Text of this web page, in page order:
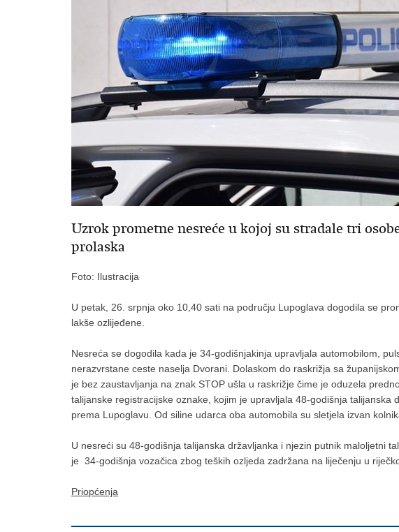
Uzrok prometne nesreće u kojoj su stradale tri
prolaska
Foto: Ilustracija
U petak, 26. srpnja oko 10,40 sati na području Lupoglava dogodila se
lakše ozlijeđene.
Nesreća se dogodila kada je 34-godišnjakinja upravljala automobilom,
nerazvrstane ceste naselja Dvorani. Dolaskom do raskrižja sa
je bez zaustavljanja na znak STOP ušla u raskrižje čime je oduzela
talijanske registracijske oznake, kojim je upravljala 48-godišnja talijanska
prema Lupoglavu. Od siline udarca oba automobila su sletjela izvan
U nesreći su 48-godišnja talijanska državljanka i njezin putnik maloljetni
je 34-godišnja vozačica zbog teških ozljeda zadržana na liječenju u
Priopćenja